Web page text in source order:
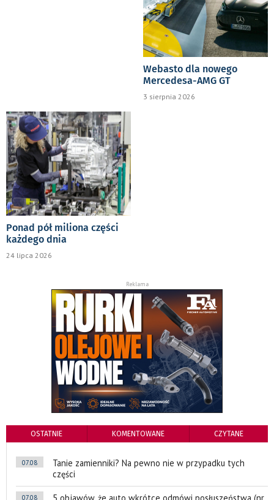
Webasto dla nowego
Mercedesa-AMG GT
3 sierpnia 2026
Ponad pół miliona części
każdego dnia
24 lipca 2026
Reklama
OSTATNIE KOMENTOWANE CZYTANE
07.08
Tanie zamienniki? Na pewno nie w przypadku tych
części
07.08